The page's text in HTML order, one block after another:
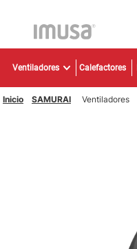
Ventiladores Calefactores
SAMURAI Ventiladores